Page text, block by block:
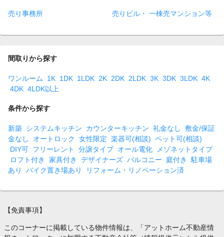
売り事務所 売りビル・ 一棟売マンション等
間取りから探す
ワンルーム 1K 1DK 1LDK 2K 2DK 2LDK 3K 3DK 3LDK 4K
4DK 4LDK以上
条件から探す
新築 システムキッチン カウンターキッチン 礼金なし
敷金/保証
金なし
オートロック 女性限定 楽器可(相談) ペット可(相談)
DIY可 フリーレント 分譲タイプ オール電化
メゾネットタイプ
ロフト付き
家具付き デザイナーズ バルコニー 庭付き
駐車場
あり
バイク置き場あり リフォーム・リノベーション済
【免責事項】
このコーナーに掲載している物件情報は、「アットホーム不動産情